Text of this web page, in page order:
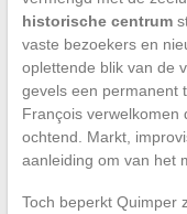
historische centrum
vaste bezoekers en
oplettende blik van de
gevels een permanent
François verwelkomen
ochtend. Markt,
aanleiding om van het
Toch beperkt Quimper